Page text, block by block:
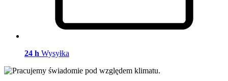
24 h Wysyłka